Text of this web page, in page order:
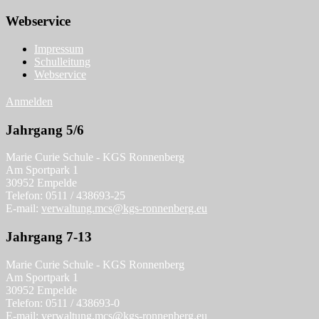
Webservice
Impressum
Schulleitung
Webservice
Anmelden
Jahrgang 5/6
Marie Curie Schule - KGS Ronnenberg
Am Sportpark 1
30952 Empelde
Telefon: 0511 / 438693-25
E-mail: verwaltung.mcs@kgs-ronnenberg.eu
Jahrgang 7-13
Marie Curie Schule - KGS Ronnenberg
Am Sportpark 1
30952 Empelde
Telefon: 0511 / 438693-0
E-mail: verwaltung.mcs@kgs-ronnenberg.eu